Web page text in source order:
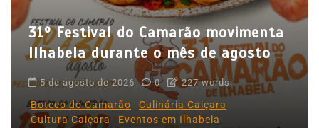
s
31º Festival do Camarão movimenta
Ilhabela durante o mês de agosto
5 de agosto de 2026 0 227 words
Boteco do Camarão
Culinária Caiçara
Cultura Caiçara
Eventos em Ilhabela